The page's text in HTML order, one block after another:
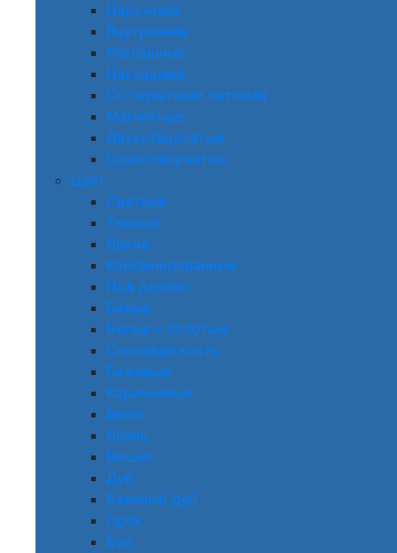
Наружные
Внутренние
Распашные
Накладные
Со скрытыми петлями
Магнитные
Двухстворчатые
Одностворчатые
Цвет
Светлые
Темные
Яркие
Комбинированные
Под дерево
Белые
Белые с золотым
Слоновая кость
Бежевые
Коричневые
Венге
Ясень
Вишня
Дуб
Беленый дуб
Орех
Бук